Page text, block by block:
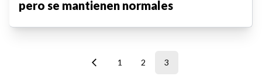
pero se mantienen normales
1 2 3